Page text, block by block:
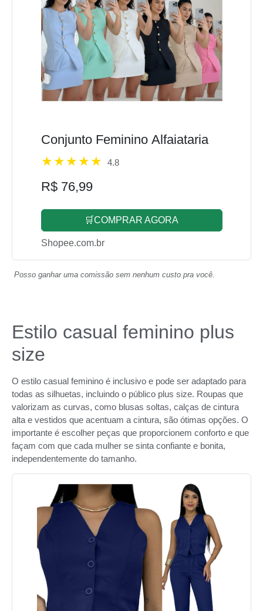
Conjunto Feminino Alfaiataria
4.8
R$ 76,99
🛒COMPRAR AGORA
Shopee.com.br
Posso ganhar uma comissão sem nenhum custo pra você.
Estilo casual feminino plus
size
O estilo casual feminino é inclusivo e pode ser adaptado para
todas as silhuetas, incluindo o público plus size. Roupas que
valorizam as curvas, como blusas soltas, calças de cintura
alta e vestidos que acentuam a cintura, são ótimas opções. O
importante é escolher peças que proporcionem conforto e que
façam com que cada mulher se sinta confiante e bonita,
independentemente do tamanho.